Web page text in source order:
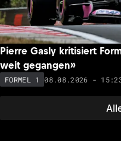
Pierre Gasly kritisiert
weit gegangen»
FORMEL 1 08.08.2026 -